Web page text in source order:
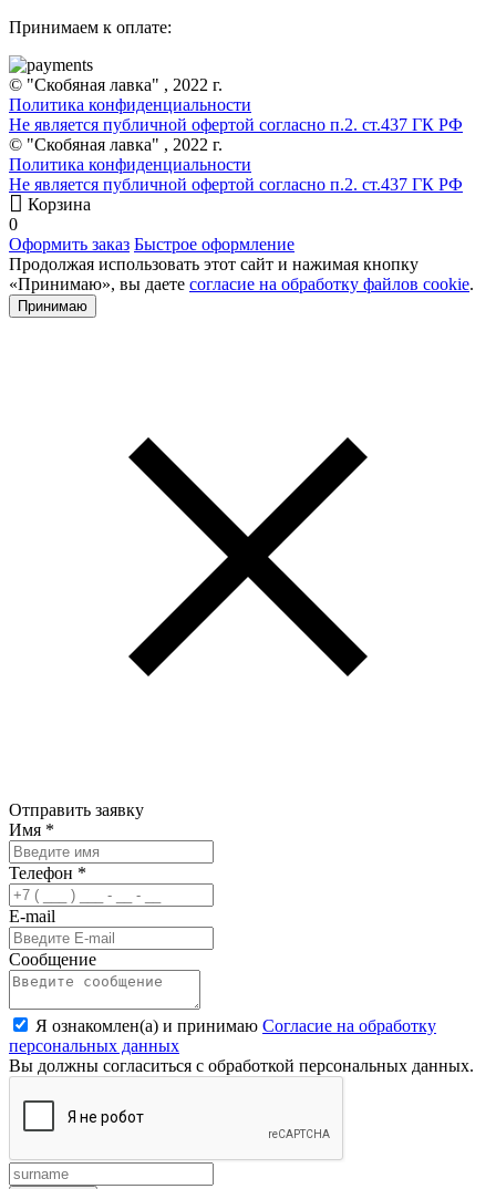
Принимаем к оплате:
© "Скобяная лавка" , 2022 г.
Политика конфиденциальности
Не является публичной офертой согласно п.2. ст.437 ГК РФ
© "Скобяная лавка" , 2022 г.
Политика конфиденциальности
Не является публичной офертой согласно п.2. ст.437 ГК РФ
Корзина
0
Оформить заказ Быстрое оформление
Продолжая использовать этот сайт и нажимая кнопку
«Принимаю», вы даете согласие на обработку файлов cookie.
Принимаю
Отправить заявку
Имя *
Телефон *
E-mail
Сообщение
Я ознакомлен(а) и принимаю Согласие на обработку
персональных данных
Вы должны согласиться с обработкой персональных данных.